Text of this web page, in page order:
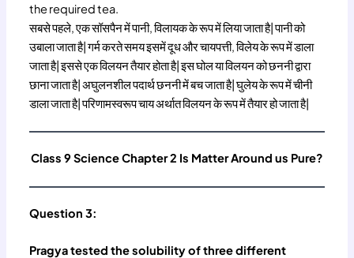
the required tea.
सबसे पहले, एक सॉसपैन में पानी, विलायक के रूप में लिया जाता है| पानी को
उबाला जाता है| गर्म करते समय इसमें दूध और चायपत्ती, विलेय के रूप में डाला
जाता है| इससे एक विलयन तैयार होता है| इस घोल या विलयन को छननी द्वारा
छाना जाता है| अघुलनशील पदार्थ छननी में बच जाता है| घुलेय के रूप में चीनी
डाला जाता है| परिणामस्वरूप चाय अर्थात विलयन के रूप में तैयार हो जाता है|
Class 9 Science Chapter 2 Is Matter Around us Pure?
Question 3:
Pragya tested the solubility of three different